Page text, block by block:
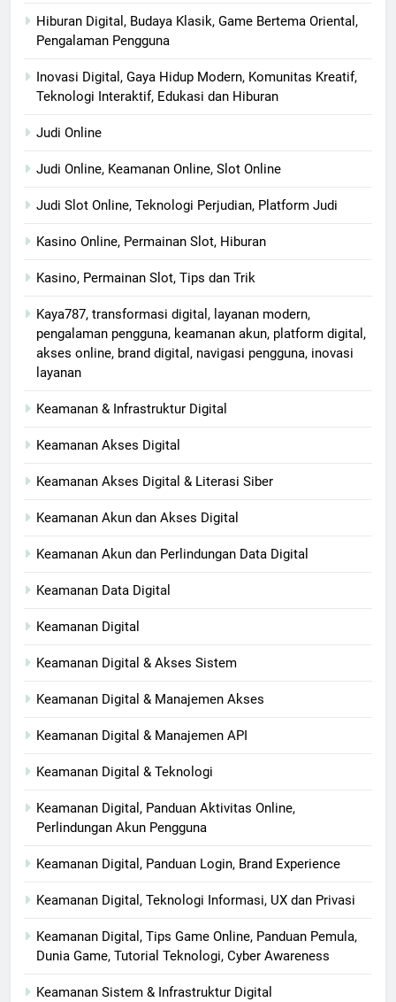
Hiburan Digital, Budaya Klasik, Game Bertema Oriental,
Pengalaman Pengguna
Inovasi Digital, Gaya Hidup Modern, Komunitas Kreatif,
Teknologi Interaktif, Edukasi dan Hiburan
Judi Online
Judi Online, Keamanan Online, Slot Online
Judi Slot Online, Teknologi Perjudian, Platform Judi
Kasino Online, Permainan Slot, Hiburan
Kasino, Permainan Slot, Tips dan Trik
Kaya787, transformasi digital, layanan modern,
pengalaman pengguna, keamanan akun, platform digital,
akses online, brand digital, navigasi pengguna, inovasi
layanan
Keamanan & Infrastruktur Digital
Keamanan Akses Digital
Keamanan Akses Digital & Literasi Siber
Keamanan Akun dan Akses Digital
Keamanan Akun dan Perlindungan Data Digital
Keamanan Data Digital
Keamanan Digital
Keamanan Digital & Akses Sistem
Keamanan Digital & Manajemen Akses
Keamanan Digital & Manajemen API
Keamanan Digital & Teknologi
Keamanan Digital, Panduan Aktivitas Online,
Perlindungan Akun Pengguna
Keamanan Digital, Panduan Login, Brand Experience
Keamanan Digital, Teknologi Informasi, UX dan Privasi
Keamanan Digital, Tips Game Online, Panduan Pemula,
Dunia Game, Tutorial Teknologi, Cyber Awareness
Keamanan Sistem & Infrastruktur Digital